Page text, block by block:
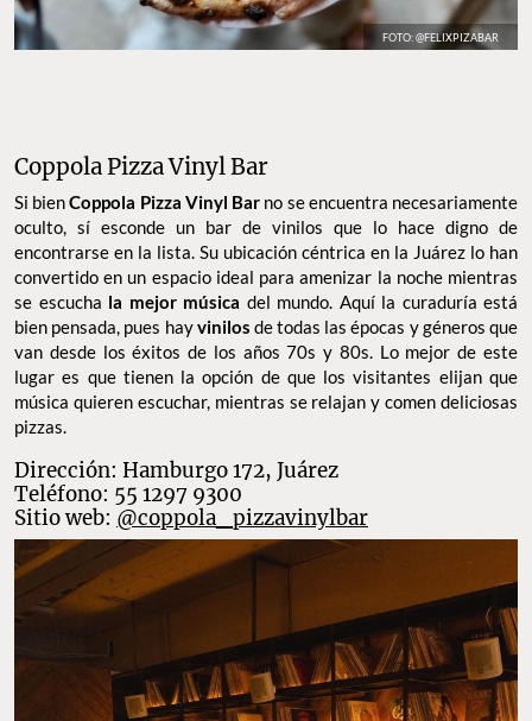
FOTO: @FELIXPIZABAR
Coppola Pizza Vinyl Bar
Si bienCoppola Pizza Vinyl Bar no se encuentra necesariamente
oculto, sí esconde un bar de vinilos que lo hace digno de
encontrarse en la lista. Su ubicación céntrica en la Juárez lo han
convertido en un espacio ideal para amenizar la noche mientras
se escucha la mejor música del mundo. Aquí la curaduría está
bien pensada, pues hayvinilos de todas las épocas y géneros que
van desde los éxitos de los años 70s y 80s. Lo mejor de este
lugar es que tienen la opción de que los visitantes elijan que
música quieren escuchar, mientras se relajan y comen deliciosas
pizzas.
Dirección: Hamburgo 172, Juárez
Teléfono: 55 1297 9300
Sitio web: @coppola_pizzavinylbar